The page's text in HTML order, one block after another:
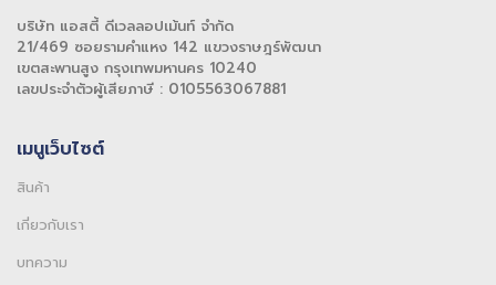
บริษัท แอสตี้ ดีเวลลอปเม้นท์ จำกัด
21/469 ซอยรามคำแหง 142 แขวงราษฎร์พัฒนา
เขตสะพานสูง กรุงเทพมหานคร 10240
เลขประจำตัวผู้เสียภาษี : 0105563067881
เมนูเว็บไซต์
สินค้า
เกี่ยวกับเรา
บทความ